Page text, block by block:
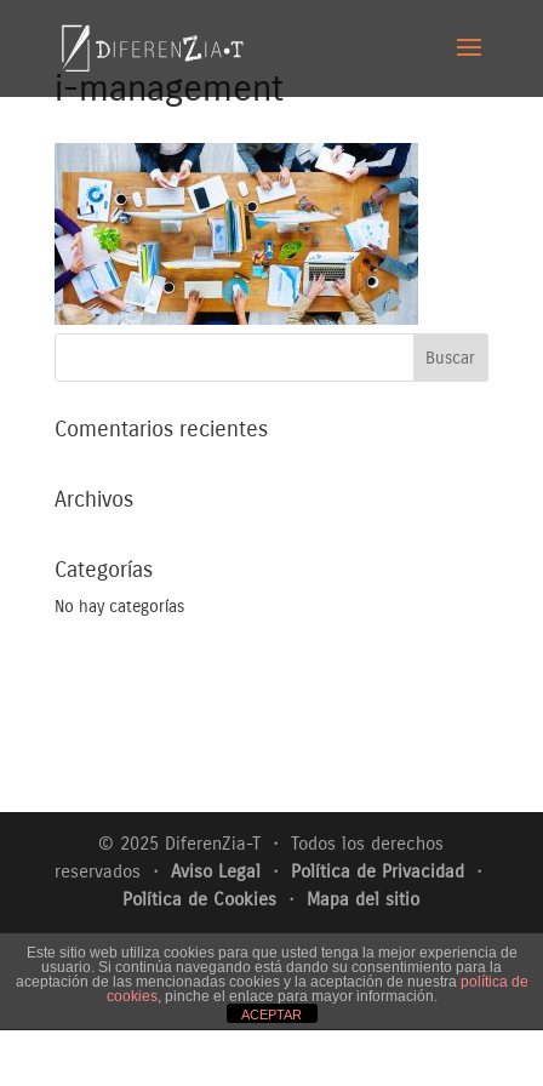
i-management
Comentarios recientes
Archivos
Categorías
No hay categorías
© 2025 DiferenZia-T ・ Todos los derechos
reservados ・ Aviso Legal ・ Política de Privacidad ・
Política de Cookies ・ Mapa del sitio
Este sitio web utiliza cookies para que usted tenga la mejor experiencia de
usuario. Si continúa navegando está dando su consentimiento para la
aceptación de las mencionadas cookies y la aceptación de nuestra política de
cookies, pinche el enlace para mayor información.
ACEPTAR